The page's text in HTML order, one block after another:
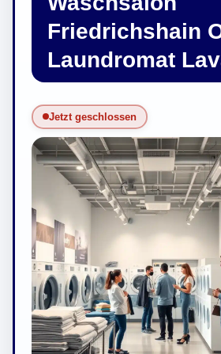
Friedrichshain
Laundromat
Jetzt geschlossen